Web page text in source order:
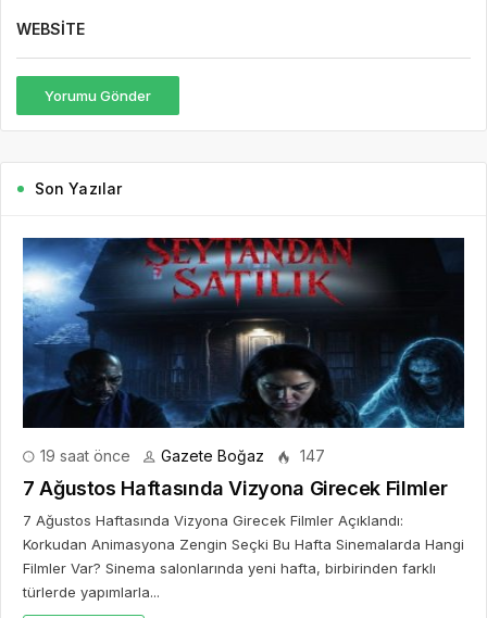
WEBSITE
Yorumu Gönder
Son Yazılar
19 saat önce Gazete Boğaz 147
7 Ağustos Haftasında Vizyona Girecek Filmler
7 Ağustos Haftasında Vizyona Girecek Filmler Açıklandı:
Korkudan Animasyona Zengin Seçki Bu Hafta Sinemalarda Hangi
Filmler Var? Sinema salonlarında yeni hafta, birbirinden farklı
türlerde yapımlarla...